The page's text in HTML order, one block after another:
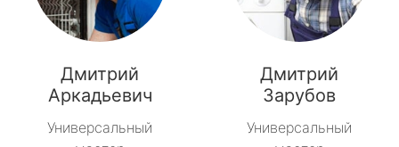
Дмитрий
Аркадьевич
Универсальный
Дмитрий
Зарубов
Универсальный